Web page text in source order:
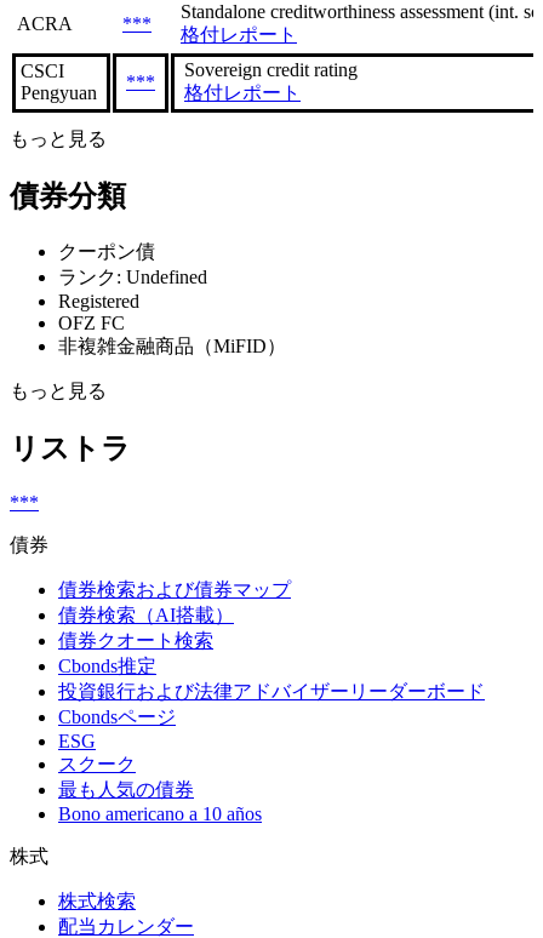
ACRA ***
Standalone creditworthiness assessment (int.
格付レポート
CSCI
Pengyuan
***
Sovereign сredit rating
格付レポート
もっと見る
債券分類
クーポン債
ランク: Undefined
Registered
OFZ FC
非複雑金融商品（MiFID）
もっと見る
リストラ
***
債券
債券検索および債券マップ
債券検索（AI搭載）
債券クオート検索
Cbonds推定
投資銀行および法律アドバイザーリーダーボード
Cbondsページ
ESG
スクーク
最も人気の債券
Bono americano a 10 años
株式
株式検索
配当カレンダー